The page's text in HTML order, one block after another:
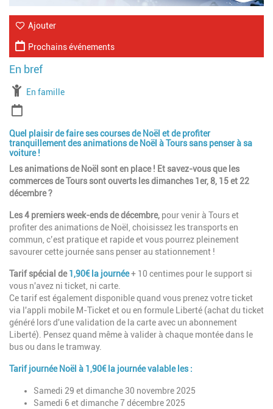
Ajouter
Prochains événements
À partir de
En famille
Quel plaisir de faire ses courses de Noël et de profiter
tranquillement des animations de Noël à Tours sans penser à sa
voiture !
Les animations de Noël sont en place ! Et savez-vous que les
commerces de Tours sont ouverts les dimanches 1er, 8, 15 et 22
décembre ?
Les 4 premiers week-ends de décembre, pour venir à Tours et
profiter des animations de Noël, choisissez les transports en
commun, c’est pratique et rapide et vous pourrez pleinement
savourer cette journée sans penser au stationnement !
Tarif spécial de1,90€ la journée+ 10 centimes pour le support si
vous n'avez ni ticket, ni carte.
Ce tarif est également disponible quand vous prenez votre ticket
via l'appli mobile M-Ticket et ou en formule Liberté (achat du ticket
généré lors d'une validation de la carte avec un abonnement
Liberté). Pensez quand même à valider à chaque montée dans le
bus ou dans le tramway.
Tarif journée Noël à 1,90€ la journée valable les :
Samedi 29 et dimanche 30 novembre 2025
Samedi 6 et dimanche 7 décembre 2025